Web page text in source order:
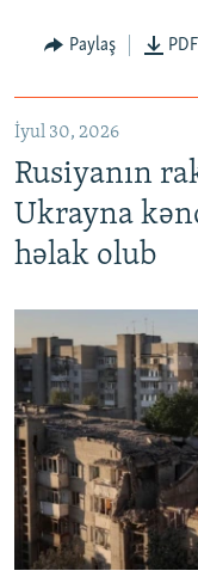
Paylaş PDF
İyul 30, 2026
Rusiyanın
Ukrayna
həlak olub